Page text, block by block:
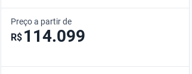
Preço a partir de
R$ 114.099